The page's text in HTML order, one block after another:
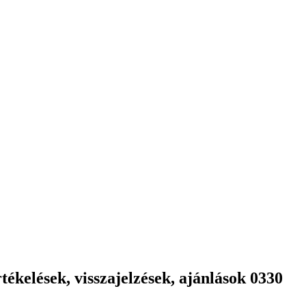
visszajelzések, ajánlások 0330